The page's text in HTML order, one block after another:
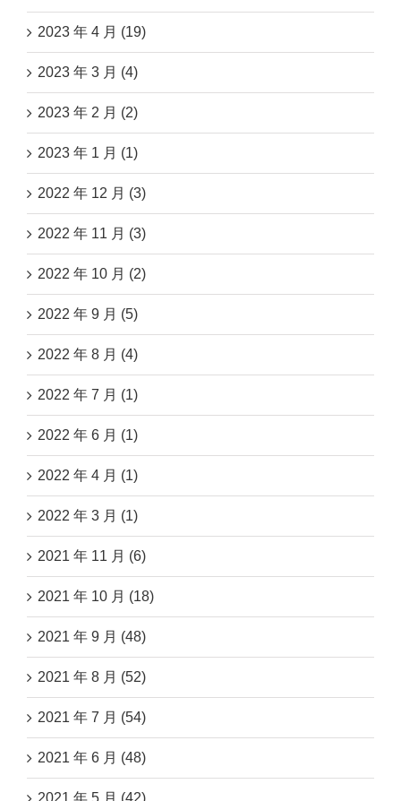
2023 年 4 月 (19)
2023 年 3 月 (4)
2023 年 2 月 (2)
2023 年 1 月 (1)
2022 年 12 月 (3)
2022 年 11 月 (3)
2022 年 10 月 (2)
2022 年 9 月 (5)
2022 年 8 月 (4)
2022 年 7 月 (1)
2022 年 6 月 (1)
2022 年 4 月 (1)
2022 年 3 月 (1)
2021 年 11 月 (6)
2021 年 10 月 (18)
2021 年 9 月 (48)
2021 年 8 月 (52)
2021 年 7 月 (54)
2021 年 6 月 (48)
2021 年 5 月 (42)